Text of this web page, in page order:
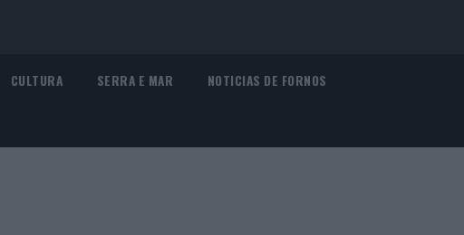
CULTURA SERRA E MAR
NOTICIAS DE FORNOS